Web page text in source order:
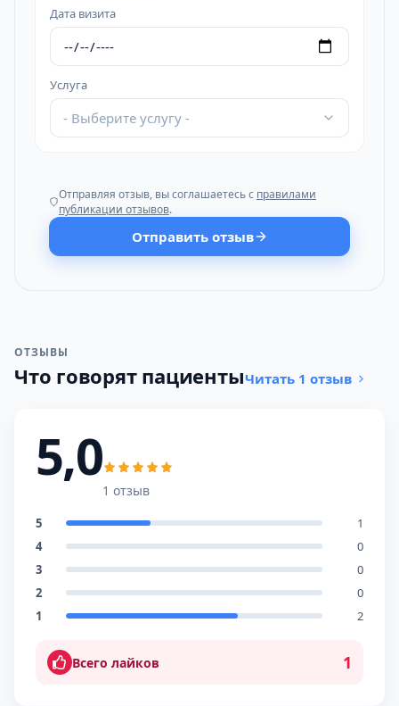
Дата визита
Услуга
- Выберите услугу -
Отправляя отзыв, вы соглашаетесь с правилами
публикации отзывов.
Отправить отзыв
ОТЗЫВЫ
Что говорят пациентыЧитать 1 отзыв
5,0
1 отзыв
5
1
4
0
3
0
2
0
1
2
Всего лайков 1